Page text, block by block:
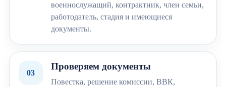
военнослужащий, контрактник, член семьи,
работодатель, стадия и имеющиеся
документы.
03
Проверяем документы
Повестка, решение комиссии, ВВК,